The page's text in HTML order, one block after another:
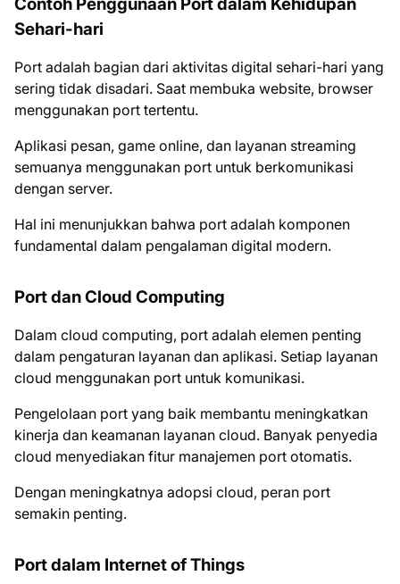
Sehari-hari
Port adalah bagian dari aktivitas digital sehari-hari yang
sering tidak disadari. Saat membuka website, browser
menggunakan port tertentu.
Aplikasi pesan, game online, dan layanan streaming
semuanya menggunakan port untuk berkomunikasi
dengan server.
Hal ini menunjukkan bahwa port adalah komponen
fundamental dalam pengalaman digital modern.
Port dan Cloud Computing
Dalam cloud computing, port adalah elemen penting
dalam pengaturan layanan dan aplikasi. Setiap layanan
cloud menggunakan port untuk komunikasi.
Pengelolaan port yang baik membantu meningkatkan
kinerja dan keamanan layanan cloud. Banyak penyedia
cloud menyediakan fitur manajemen port otomatis.
Dengan meningkatnya adopsi cloud, peran port
semakin penting.
Port dalam Internet of Things